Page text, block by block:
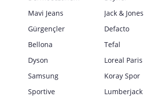
Mavi Jeans
Jack & Jones
Gürgençler
Defacto
Bellona
Tefal
Dyson
Loreal Paris
Samsung
Koray Spor
Sportive
Lumberjack